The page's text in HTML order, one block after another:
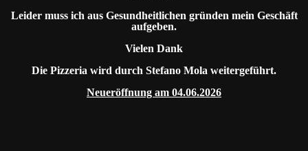
Leider muss ich aus Gesundheitlichen gründen mein Geschäft
aufgeben.
Vielen Dank
Die Pizzeria wird durch Stefano Mola weitergeführt.
Neueröffnung am 04.06.2026